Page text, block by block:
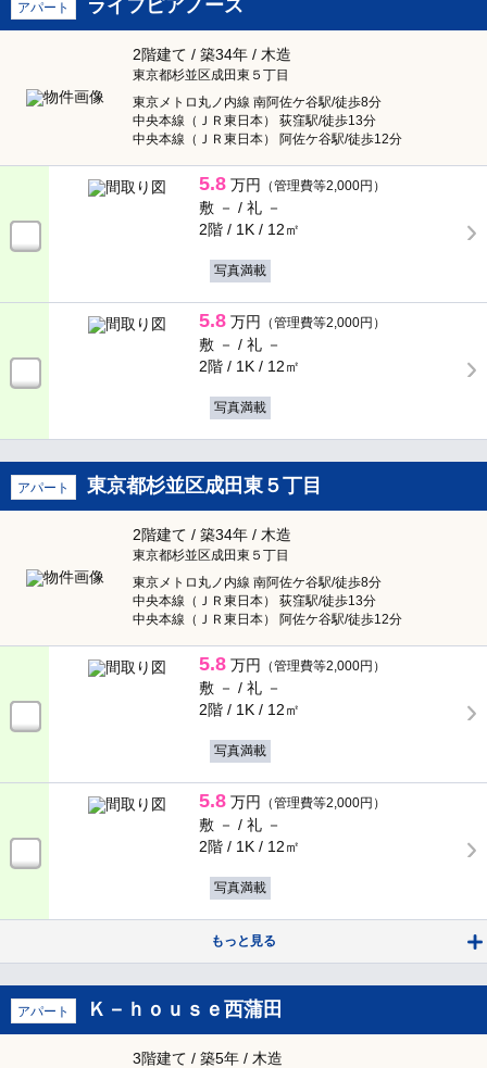
アパート ライフピアノース
2階建て / 築34年 / 木造
東京都杉並区成田東５丁目
東京メトロ丸ノ内線 南阿佐ケ谷駅/徒歩8分
中央本線（ＪＲ東日本） 荻窪駅/徒歩13分
中央本線（ＪＲ東日本） 阿佐ケ谷駅/徒歩12分
5.8 万円 （管理費等2,000円）
敷 － / 礼 －
2階 / 1K / 12㎡
写真満載
5.8 万円 （管理費等2,000円）
敷 － / 礼 －
2階 / 1K / 12㎡
写真満載
アパート 東京都杉並区成田東５丁目
2階建て / 築34年 / 木造
東京都杉並区成田東５丁目
東京メトロ丸ノ内線 南阿佐ケ谷駅/徒歩8分
中央本線（ＪＲ東日本） 荻窪駅/徒歩13分
中央本線（ＪＲ東日本） 阿佐ケ谷駅/徒歩12分
5.8 万円 （管理費等2,000円）
敷 － / 礼 －
2階 / 1K / 12㎡
写真満載
5.8 万円 （管理費等2,000円）
敷 － / 礼 －
2階 / 1K / 12㎡
写真満載
もっと見る
アパート Ｋ－ｈｏｕｓｅ西蒲田
3階建て / 築5年 / 木造